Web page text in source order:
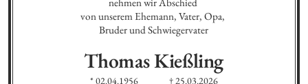
von unserem Ehemann, Vater, Opa,
Bruder und Schwiegervater
ThomasKießling
* 02.04.1956 † 25.03.2026